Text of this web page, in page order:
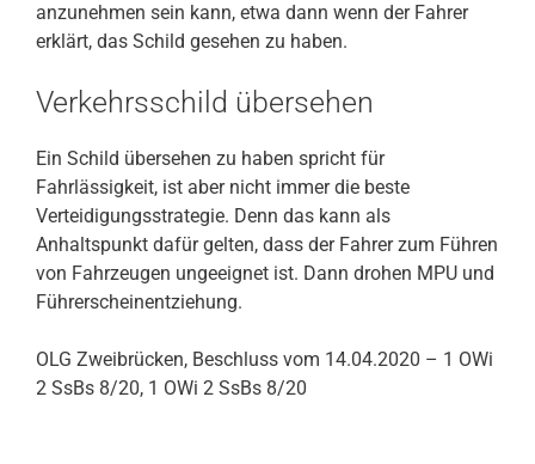
anzunehmen sein kann, etwa dann wenn der Fahrer
erklärt, das Schild gesehen zu haben.
Verkehrsschild übersehen
Ein Schild übersehen zu haben spricht für
Fahrlässigkeit, ist aber nicht immer die beste
Verteidigungsstrategie. Denn das kann als
Anhaltspunkt dafür gelten, dass der Fahrer zum Führen
von Fahrzeugen ungeeignet ist. Dann drohen MPU und
Führerscheinentziehung.
OLG Zweibrücken, Beschluss vom 14.04.2020 – 1 OWi
2 SsBs 8/20, 1 OWi 2 SsBs 8/20